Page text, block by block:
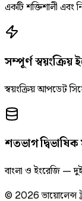
একটি শক্তিশালী এবং
সম্পূর্ণ স্বয়ংক্রিয়
স্বয়ংক্রিয় আপডেট
শতভাগ
বাংলা ও ইংরেজি —
© 2026 ভায়োলেন্স